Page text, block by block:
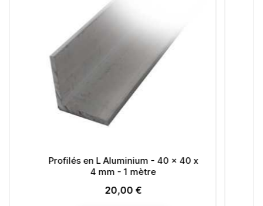
Aluminium - 40 x 40 x
Profilés en L en Aluminium